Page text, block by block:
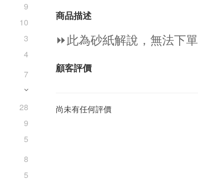
9
10
3
4
7
28
9
5
8
5
商品描述
⏩此為砂紙解說，無法下單
顧客評價
尚未有任何評價